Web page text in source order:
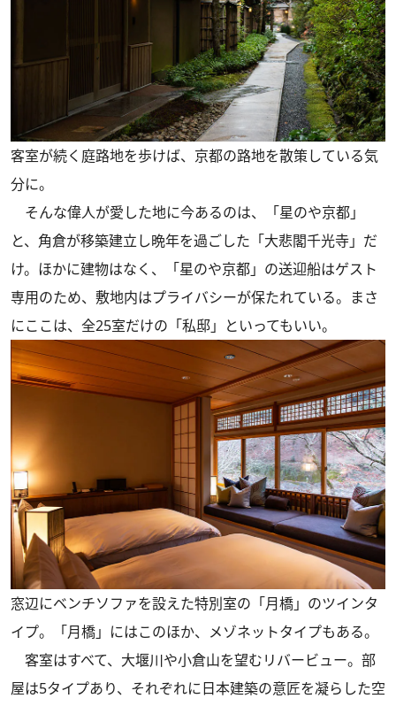
客室が続く庭路地を歩けば、京都の路地を散策している気
分に。
そんな偉人が愛した地に今あるのは、「星のや京都」
と、角倉が移築建立し晩年を過ごした「大悲閣千光寺」だ
け。ほかに建物はなく、「星のや京都」の送迎船はゲスト
専用のため、敷地内はプライバシーが保たれている。まさ
にここは、全25室だけの「私邸」といってもいい。
窓辺にベンチソファを設えた特別室の「月橋」のツインタ
イプ。「月橋」にはこのほか、メゾネットタイプもある。
客室はすべて、大堰川や小倉山を望むリバービュー。部
屋は5タイプあり、それぞれに日本建築の意匠を凝らした空